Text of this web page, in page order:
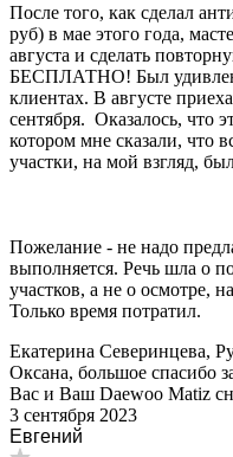
После того, как сделал
руб) в мае этого года,
августа и сделать
БЕСПЛАТНО! Был удивлен
клиентах. В августе
сентября. Оказалось, что
котором мне сказали, что
участки, на мой взгляд,
Пожелание - не надо
выполняется. Речь шла о
участков, а не о осмотре,
Только время потратил.
Екатерина Северинцева,
Оксана, большое спасибо
Вас и Ваш Daewoo Matiz
3 сентября 2023
Евгений